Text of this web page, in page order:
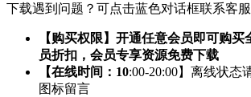
下载遇到问题？可点击蓝色对话框联系客服
【购买权限】开通任意会员即可购
员折扣，会员专享资源免费下载
【在线时间：10:00-20:00】离线状态
图标留言